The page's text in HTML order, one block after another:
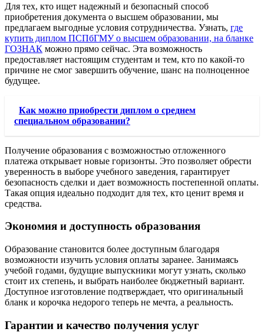
Для тех, кто ищет надежный и безопасный способ
приобретения документа о высшем образовании, мы
предлагаем выгодные условия сотрудничества. Узнать, где
купить диплом ПСПбГМУ о высшем образовании, на бланке
ГОЗНАК можно прямо сейчас. Эта возможность
предоставляет настоящим студентам и тем, кто по какой-то
причине не смог завершить обучение, шанс на полноценное
будущее.
Как можно приобрести диплом о среднем
специальном образовании?
Получение образования с возможностью отложенного
платежа открывает новые горизонты. Это позволяет обрести
уверенность в выборе учебного заведения, гарантирует
безопасность сделки и дает возможность постепенной оплаты.
Такая опция идеально подходит для тех, кто ценит время и
средства.
Экономия и доступность образования
Образование становится более доступным благодаря
возможности изучить условия оплаты заранее. Занимаясь
учебой годами, будущие выпускники могут узнать, сколько
стоит их степень, и выбрать наиболее бюджетный вариант.
Доступное изготовление подтверждает, что оригинальный
бланк и корочка недорого теперь не мечта, а реальность.
Гарантии и качество получения услуг